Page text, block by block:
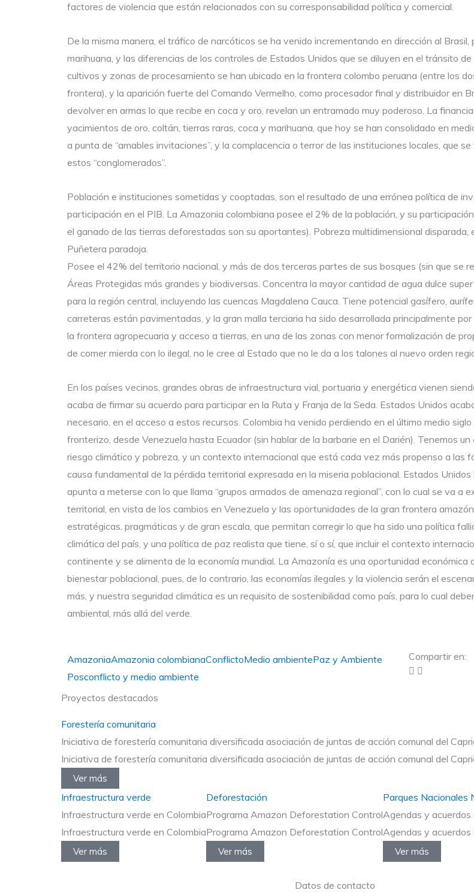
factores de violencia que están relacionados con su corresponsabilidad política y comercial.
De la misma manera, el tráfico de narcóticos se ha venido incrementando en dirección al
marihuana, y las diferencias de los controles de Estados Unidos que se diluyen en el tránsito
cultivos y zonas de procesamiento se han ubicado en la frontera colombo peruana (entre los
frontera), y la aparición fuerte del Comando Vermelho, como procesador final y distribuidor en
devolver en armas lo que recibe en coca y oro, revelan un entramado muy poderoso. La
yacimientos de oro, coltán, tierras raras, coca y marihuana, que hoy se han consolidado en
a punta de “amables invitaciones”, y la complacencia o terror de las instituciones locales, que
estos “conglomerados”.
Población e instituciones sometidas y cooptadas, son el resultado de una errónea política de
participación en el PIB. La Amazonia colombiana posee el 2% de la población, y su
el ganado de las tierras deforestadas son su aportantes). Pobreza multidimensional disparada,
Puñetera paradoja.
Posee el 42% del territorio nacional, y más de dos terceras partes de sus bosques (sin que se
Áreas Protegidas más grandes y biodiversas. Concentra la mayor cantidad de agua dulce
para la región central, incluyendo las cuencas Magdalena Cauca. Tiene potencial gasífero,
carreteras están pavimentadas, y la gran malla terciaria ha sido desarrollada principalmente
la frontera agropecuaria y acceso a tierras, en una de las zonas con menor formalización de
de comer mierda con lo ilegal, no le cree al Estado que no le da a los talones al nuevo orden
En los países vecinos, grandes obras de infraestructura vial, portuaria y energética vienen
acaba de firmar su acuerdo para participar en la Ruta y Franja de la Seda. Estados Unidos
necesario, en el acceso a estos recursos. Colombia ha venido perdiendo en el último medio
fronterizo, desde Venezuela hasta Ecuador (sin hablar de la barbarie en el Darién). Tenemos
riesgo climático y pobreza, y un contexto internacional que está cada vez más propenso a las
causa fundamental de la pérdida territorial expresada en la miseria poblacional. Estados
apunta a meterse con lo que llama “grupos armados de amenaza regional”, con lo cual se va a
territorial, en vista de los cambios en Venezuela y las oportunidades de la gran frontera
estratégicas, pragmáticas y de gran escala, que permitan corregir lo que ha sido una política
climática del país, y una política de paz realista que tiene, sí o sí, que incluir el contexto
continente y se alimenta de la economía mundial. La Amazonía es una oportunidad
bienestar poblacional, pues, de lo contrario, las economías ilegales y la violencia serán el
más, y nuestra seguridad climática es un requisito de sostenibilidad como país, para lo cual
ambiental, más allá del verde.
AmazoniaAmazonia colombianaConflictoMedio ambientePaz y Ambiente
Posconflicto y medio ambiente
Compartir en:
Proyectos destacados
Forestería comunitaria
Iniciativa de forestería comunitaria diversificada asociación de juntas de acción comunal del
Iniciativa de forestería comunitaria diversificada asociación de juntas de acción comunal del
Ver más
Infraestructura verde
Infraestructura verde en Colombia
Infraestructura verde en Colombia
Ver más
Deforestación
Programa Amazon Deforestation Control
Programa Amazon Deforestation Control
Ver más
Parques Nacionales
Agendas y acuerdos
Agendas y acuerdos
Ver más
Datos de contacto